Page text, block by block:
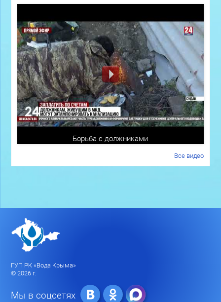
Борьба с должниками
Все видео
ГУП РК «Вода Крыма»
© 2026 г.
Мы в соцсетях